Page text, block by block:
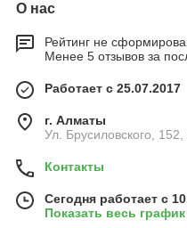
О нас
Рейтинг не
Менее 5 отзывов за
Работает с 25.07.2017
г. Алматы
Ул. Брусиловского,
Контакты
Сегодня работает с
Показать весь